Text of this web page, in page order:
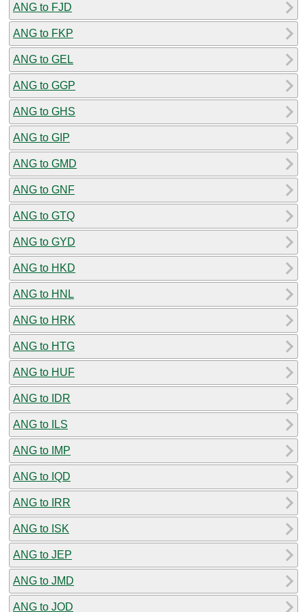
ANG to FJD
ANG to FKP
ANG to GEL
ANG to GGP
ANG to GHS
ANG to GIP
ANG to GMD
ANG to GNF
ANG to GTQ
ANG to GYD
ANG to HKD
ANG to HNL
ANG to HRK
ANG to HTG
ANG to HUF
ANG to IDR
ANG to ILS
ANG to IMP
ANG to IQD
ANG to IRR
ANG to ISK
ANG to JEP
ANG to JMD
ANG to JOD